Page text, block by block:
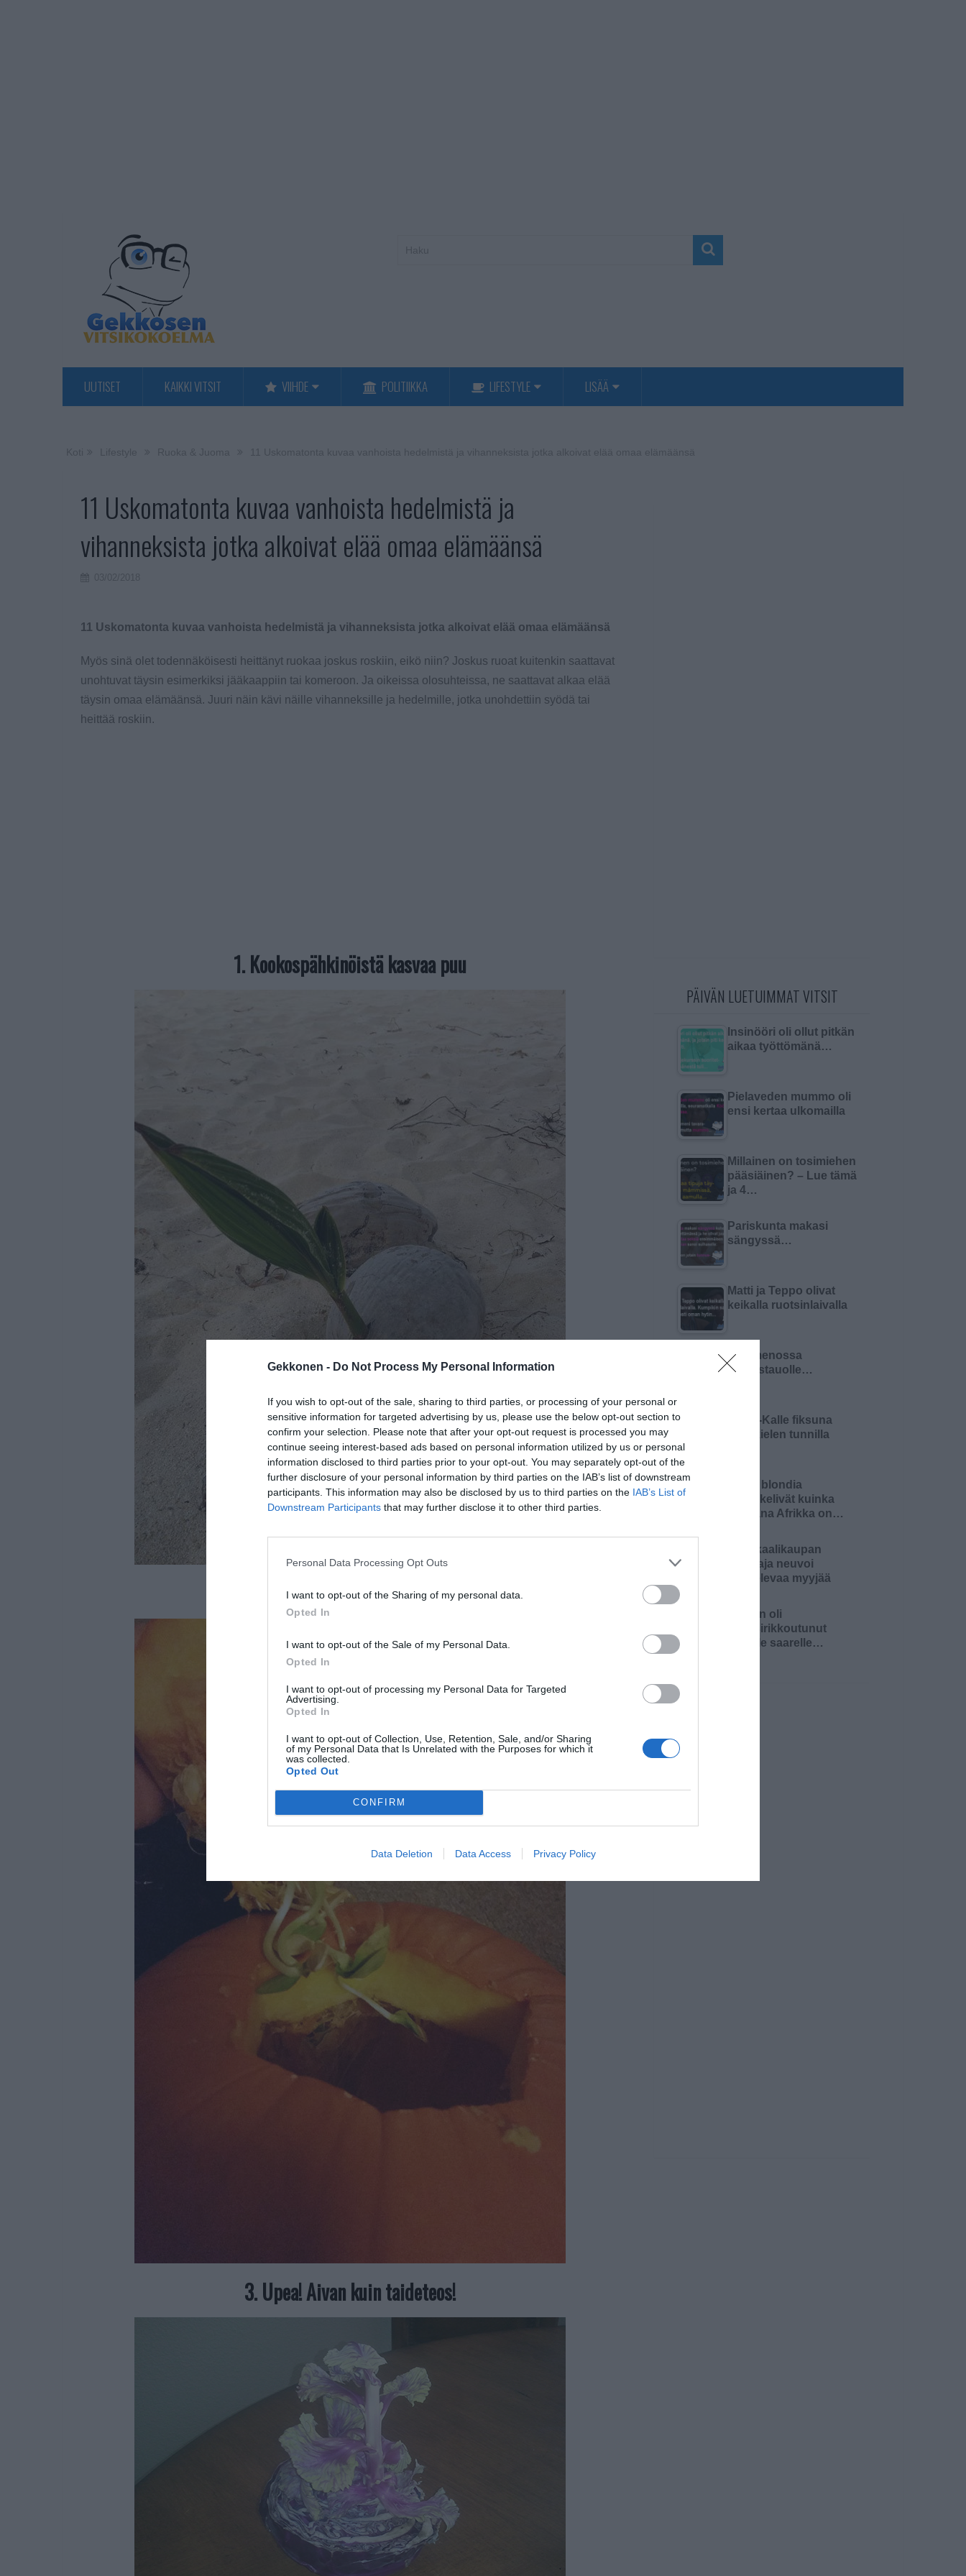
Gekkonen - Do Not Process My Personal Information
If you wish to opt-out of the sale, sharing to third parties, or processing of your personal or
sensitive information for targeted advertising by us, please use the below opt-out section to
confirm your selection. Please note that after your opt-out request is processed you may
continue seeing interest-based ads based on personal information utilized by us or personal
information disclosed to third parties prior to your opt-out. You may separately opt-out of the
further disclosure of your personal information by third parties on the IAB’s list of downstream
participants. This information may also be disclosed by us to third parties on the IAB’s List of
Downstream Participants that may further disclose it to other third parties.
Personal Data Processing Opt Outs
I want to opt-out of the Sharing of my personal data.
Opted In
I want to opt-out of the Sale of my Personal Data.
Opted In
I want to opt-out of processing my Personal Data for Targeted
Advertising.
Opted In
I want to opt-out of Collection, Use, Retention, Sale, and/or Sharing
of my Personal Data that Is Unrelated with the Purposes for which it
was collected.
Opted Out
CONFIRM
Data Deletion Data Access Privacy Policy
UUTISET KAIKKI VITSIT VIIHDE POLITIIKKA LIFESTYLE LISÄÄ
11 Uskomatonta kuvaa vanhoista hedelmistä ja
vihanneksista jotka alkoivat elää omaa elämäänsä
11 Uskomatonta kuvaa vanhoista hedelmistä ja vihanneksista jotka alkoivat elää omaa elämäänsä
Myös sinä olet todennäköisesti heittänyt ruokaa joskus roskiin, eikö niin? Joskus ruoat kuitenkin saattavat
unohtuvat täysin esimerkiksi jääkaappiin tai komeroon. Ja oikeissa olosuhteissa, ne saattavat alkaa elää
täysin omaa elämäänsä. Juuri näin kävi näille vihanneksille ja hedelmille, jotka unohdettiin syödä tai
heittää roskiin.
1. Kookospähkinöistä kasvaa puu
2. Kurpitsa kasvattaa kurpitsaa
3. Upea! Aivan kuin taideteos!
PÄIVÄN LUETUIMMAT VITSIT
Insinööri oli ollut pitkän
aikaa työttömänä…
Pielaveden mummo oli
ensi kertaa ulkomailla
Millainen on tosimiehen
pääsiäinen? – Lue tämä
ja 4…
Pariskunta makasi
sängyssä…
Matti ja Teppo olivat
keikalla ruotsinlaivalla
Olin menossa
lounastauolle…
Pikku-Kalle fiksuna
äidinkielen tunnilla
Kaksi blondia
mietiskelivät kuinka
kaukana Afrikka on…
Kemikaalikaupan
omistaja neuvoi
aloittelevaa myyjää
Nainen oli
haaksirikkoutunut
autiolle saarelle…